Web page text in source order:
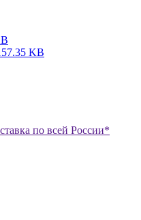
KB
по всей России*